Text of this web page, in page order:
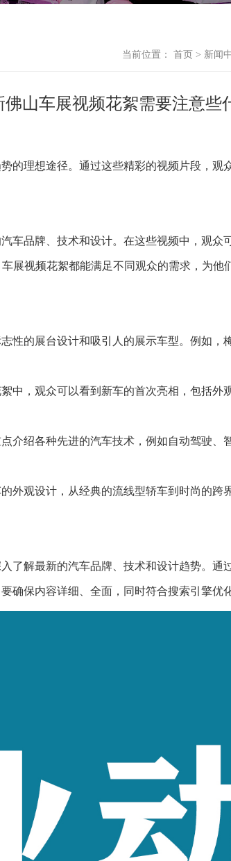
当前位置： 首页 > 新闻
佛山车展视频花絮需要注意些
的理想途径。通过这些精彩的视频片段，观
车品牌、技术和设计。在这些视频中，观
展视频花絮都能满足不同观众的需求，为他
性的展台设计和吸引人的展示车型。例如
中，观众可以看到新车的首次亮相，包括外
介绍各种先进的汽车技术，例如自动驾驶
外观设计，从经典的流线型轿车到时尚的跨
了解最新的汽车品牌、技术和设计趋势。
确保内容详细、全面，同时符合搜索引擎优